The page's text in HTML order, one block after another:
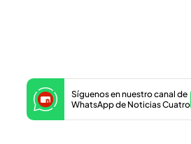
Síguenos en nuestro canal de
WhatsApp de Noticias Cuatro